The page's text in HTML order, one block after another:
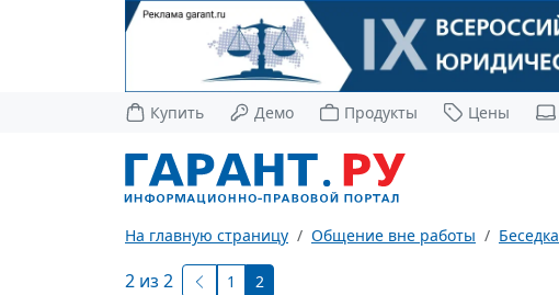
Купить Демо Продукты Цены
На главную страницу Общение вне работы Беседка
2 из 2 1 2